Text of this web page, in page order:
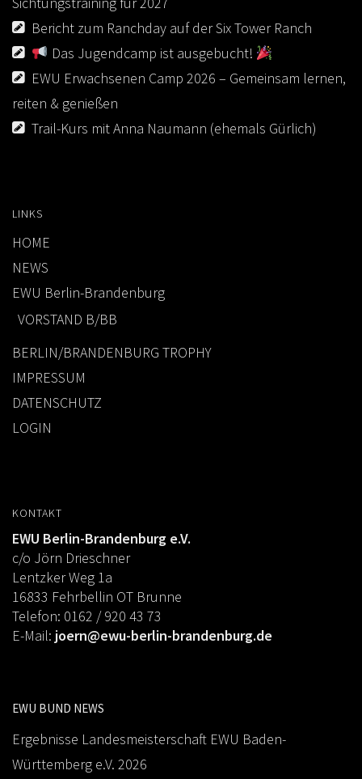
Bericht zum Ranchday auf der Six Tower Ranch
Das Jugendcamp ist ausgebucht!
EWU Erwachsenen Camp 2026 – Gemeinsam lernen,
reiten & genießen
Trail-Kurs mit Anna Naumann (ehemals Gürlich)
LINKS
HOME
NEWS
EWU Berlin-Brandenburg
VORSTAND B/BB
BERLIN/BRANDENBURG TROPHY
IMPRESSUM
DATENSCHUTZ
LOGIN
KONTAKT
EWU Berlin-Brandenburg e.V.
c/o Jörn Drieschner
Lentzker Weg 1a
16833 Fehrbellin OT Brunne
Telefon: 0162 / 920 43 73
E-Mail: joern@ewu-berlin-brandenburg.de
EWU BUND NEWS
Ergebnisse Landesmeisterschaft EWU Baden-
Württemberg e.V. 2026